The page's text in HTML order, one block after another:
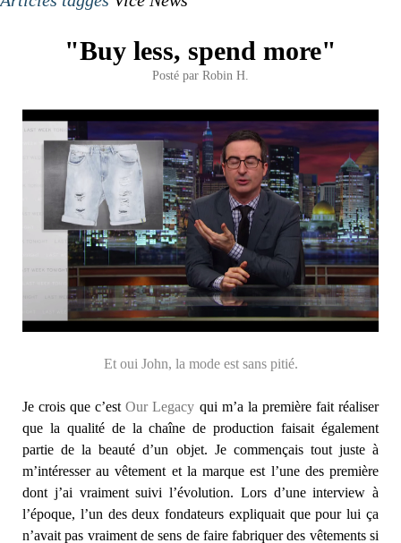
"Buy less, spend more"
Posté par Robin H.
Et oui John, la mode est sans pitié.
Je crois que c’estOur Legacy qui m’a la première fait réaliser
que la qualité de la chaîne de production faisait également
partie de la beauté d’un objet. Je commençais tout juste à
m’intéresser au vêtement et la marque est l’une des première
dont j’ai vraiment suivi l’évolution. Lors d’une interview à
l’époque, l’un des deux fondateurs expliquait que pour lui ça
n’avait pas vraiment de sens de faire fabriquer des vêtements si